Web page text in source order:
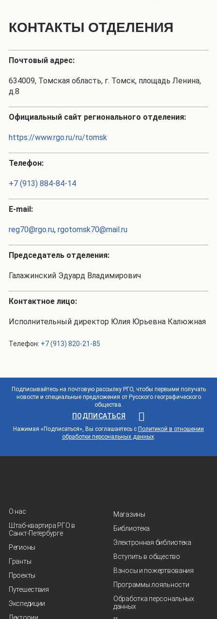
КОНТАКТЫ ОТДЕЛЕНИЯ
Почтовый адрес:
634009, Томская область, г. Томск, площадь Ленина,
д.8
Официальный сайт регионального отделения:
https://www.rgo.ru/ru/tomsk
Телефон:
+7 (913) 884-84-14
Е-mail:
reg70@rgo.ru, rgotomsk70@mail.ru
Председатель отделения:
Галажинский Эдуард Владимирович
Контактное лицо:
Исполнительный директор Юлия Юрьевна Калюжная
Телефон: +7 (913) 820-21-85
Подписывайтесь на почтовую рассылку РГО, чтобы первыми получать
новости и специальные предложения от Русского географического
общества.
ПОДПИСАТЬСЯ
Нажимая «Подписаться», Вы соглашаетесь с Политикой в отношении
обработки персональных данных.
О нас
Штаб-квартира РГО в
Санкт‑Петербурге
Регионы
Гранты
Проекты
Путешествия
Экспедиции
Магазины
Библиотека
Электронная библиотека
Вступить в общество
Взносы и пожертвования
Программы лояльности
Обработка персональных
данных